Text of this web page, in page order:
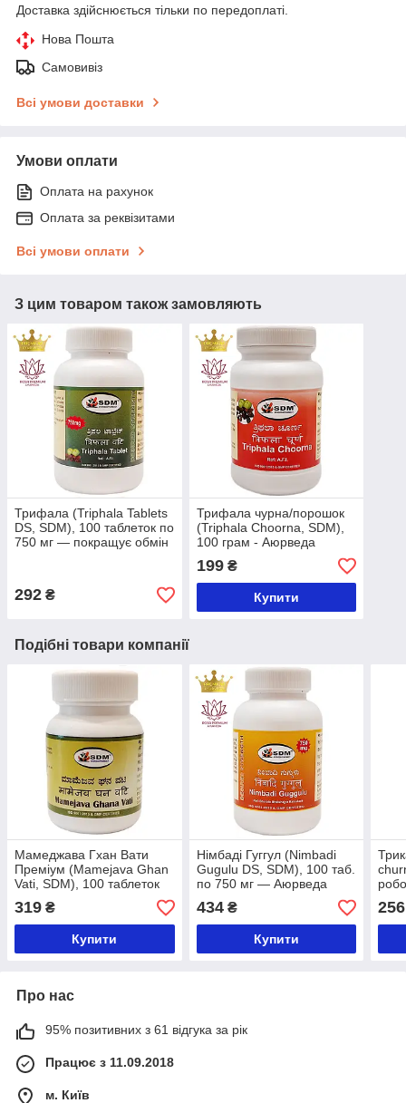
Доставка здійснюється тільки по передоплаті.
Нова Пошта
Самовивіз
Всі умови доставки
Умови оплати
Оплата на рахунок
Оплата за реквізитами
Всі умови оплати
З цим товаром також замовляють
Трифала (Triphala Tablets
DS, SDM), 100 таблеток по
750 мг — покращує обмін
292 ₴
Трифала чурна/порошок
(Triphala Choorna, SDM),
100 грам - Аюрведа
преміум якості Бутік РОСА
199₴
Купити
Подібні товари компанії
Мамеджава Гхан Вати
Преміум (Mamejava Ghan
Vati, SDM), 100 таблеток
підшлункової залози
319 ₴
Купити
Німбаді Гуггул (Nimbadi
Gugulu DS, SDM), 100 таб.
по 750 мг — Аюрведа
434₴
Купити
100
256
Про нас
95% позитивних з 61 відгука за рік
Працює з 11.09.2018
м. Київ